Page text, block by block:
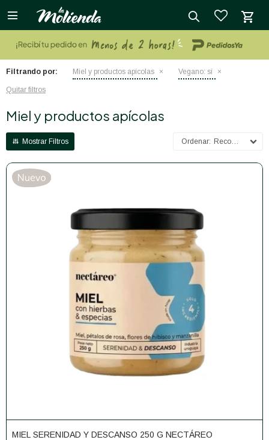

Filtrando por: Miel y productos apícolas Vegano: si
Quitar filtros
Miel y productos apícolas
Recomendados
MIEL SERENIDAD Y DESCANSO 250 G NECTÁREO